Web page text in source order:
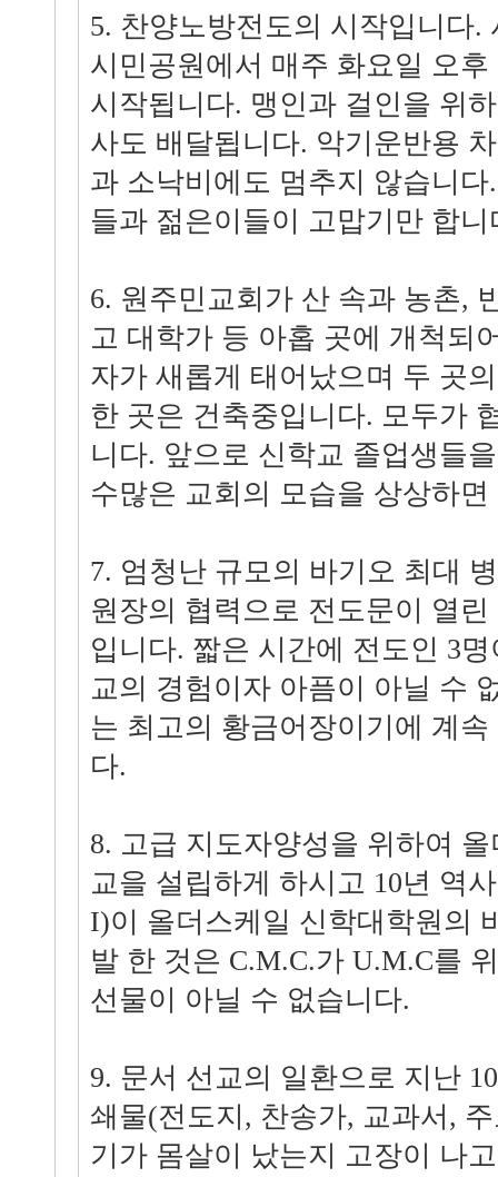
5. 찬양노방전도의 시작입니다.
시민공원에서 매주 화요일 오
시작됩니다. 맹인과 걸인을 위
사도 배달됩니다. 악기운반용
과 소낙비에도 멈추지 않습니
들과 젊은이들이 고맙기만 합니
6. 원주민교회가 산 속과 농촌,
고 대학가 등 아홉 곳에 개척되
자가 새롭게 태어났으며 두 곳
한 곳은 건축중입니다. 모두가
니다. 앞으로 신학교 졸업생들
수많은 교회의 모습을 상상하
7. 엄청난 규모의 바기오 최대
원장의 협력으로 전도문이 열
입니다. 짧은 시간에 전도인 3
교의 경험이자 아픔이 아닐 수
는 최고의 황금어장이기에 계
다.
8. 고급 지도자양성을 위하여
교을 설립하게 하시고 10년 역
I)이 올더스케일 신학대학원의
발 한 것은 C.M.C.가 U.M.C를
선물이 아닐 수 없습니다.
9. 문서 선교의 일환으로 지난
쇄물(전도지, 찬송가, 교과서,
기가 몸살이 났는지 고장이 나